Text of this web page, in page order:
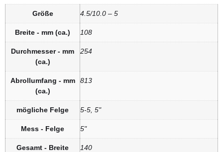
Größe 4.5/10.0 – 5
Breite - mm (ca.) 108
Durchmesser - mm
(ca.)
254
Abrollumfang - mm
(ca.)
813
mögliche Felge 5-5, 5"
Mess - Felge 5"
Gesamt - Breite
140